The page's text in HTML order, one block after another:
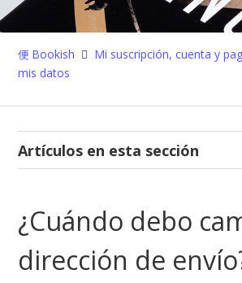
Bookish Mi suscripción, cuenta y
mis datos
Artículos en esta sección
¿Cuándo debo
dirección de